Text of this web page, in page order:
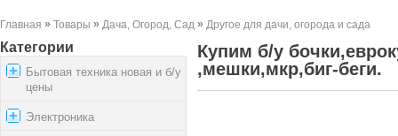
Главная » Товары » Дача, Огород, Сад » Другое для дачи, огорода и сада
Категории
Бытовая техника новая и б/у
цены
Электроника
Купим б/у
,мешки,мкр,биг-беги.